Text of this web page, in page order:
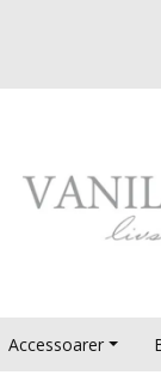
Accessoarer